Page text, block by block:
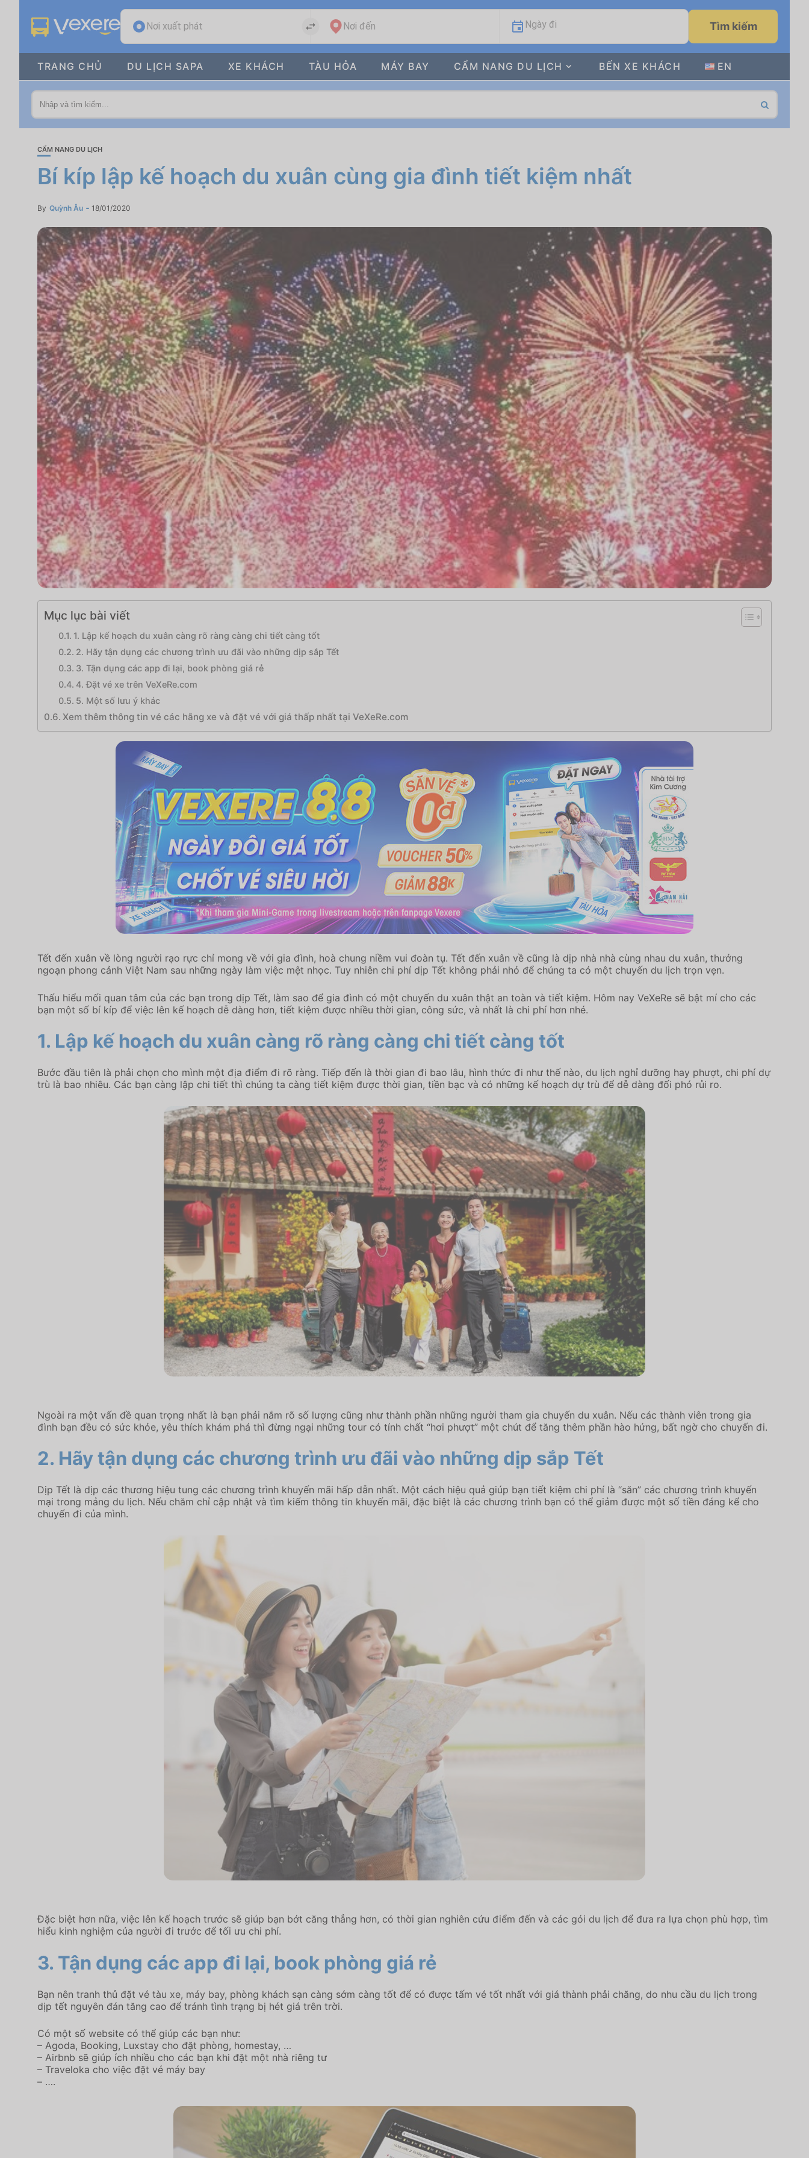
Nơi xuất phát Nơi đến Ngày đi Tìm kiếm
TRANG CHỦ DU LỊCH SAPA XE KHÁCH TÀU HỎA MÁY BAY CẨM NANG DU LỊCH BẾN XE KHÁCH EN
CẨM NANG DU LỊCH
Bí kíp lập kế hoạch du xuân cùng gia đình tiết kiệm nhất
By Quỳnh Âu 18/01/2020
Mục lục bài viết
1. Lập kế hoạch du xuân càng rõ ràng càng chi tiết càng tốt
2. Hãy tận dụng các chương trình ưu đãi vào những dịp sắp Tết
3. Tận dụng các app đi lại, book phòng giá rẻ
4. Đặt vé xe trên VeXeRe.com
5. Một số lưu ý khác
Xem thêm thông tin vé các hãng xe và đặt vé với giá thấp nhất tại VeXeRe.com
Tết đến xuân về lòng người rạo rực chỉ mong về với gia đình, hoà chung niềm vui đoàn tụ. Tết đến xuân về cũng là dịp nhà nhà cùng nhau du xuân, thưởng
ngoạn phong cảnh Việt Nam sau những ngày làm việc mệt nhọc. Tuy nhiên chi phí dịp Tết không phải nhỏ để chúng ta có một chuyến du lịch trọn vẹn.
Thấu hiểu mối quan tâm của các bạn trong dịp Tết, làm sao để gia đình có một chuyến du xuân thật an toàn và tiết kiệm. Hôm nay VeXeRe sẽ bật mí cho các
bạn một số bí kíp để việc lên kế hoạch dễ dàng hơn, tiết kiệm được nhiều thời gian, công sức, và nhất là chi phí hơn nhé.
1. Lập kế hoạch du xuân càng rõ ràng càng chi tiết càng tốt
Bước đầu tiên là phải chọn cho mình một địa điểm đi rõ ràng. Tiếp đến là thời gian đi bao lâu, hình thức đi như thế nào, du lịch nghỉ dưỡng hay phượt, chi phí dự
trù là bao nhiêu. Các bạn càng lập chi tiết thì chúng ta càng tiết kiệm được thời gian, tiền bạc và có những kế hoạch dự trù để dễ dàng đối phó rủi ro.
Ngoài ra một vấn đề quan trọng nhất là bạn phải nắm rõ số lượng cũng như thành phần những người tham gia chuyến du xuân. Nếu các thành viên trong gia
đình bạn đều có sức khỏe, yêu thích khám phá thì đừng ngại những tour có tính chất “hơi phượt” một chút để tăng thêm phần hào hứng, bất ngờ cho chuyến đi.
2. Hãy tận dụng các chương trình ưu đãi vào những dịp sắp Tết
Dịp Tết là dịp các thương hiệu tung các chương trình khuyến mãi hấp dẫn nhất. Một cách hiệu quả giúp bạn tiết kiệm chi phí là “săn” các chương trình khuyến
mại trong mảng du lịch. Nếu chăm chỉ cập nhật và tìm kiếm thông tin khuyến mãi, đặc biệt là các chương trình bạn có thể giảm được một số tiền đáng kể cho
chuyến đi của mình.
Đặc biệt hơn nữa, việc lên kế hoạch trước sẽ giúp bạn bớt căng thẳng hơn, có thời gian nghiên cứu điểm đến và các gói du lịch để đưa ra lựa chọn phù hợp, tìm
hiểu kinh nghiệm của người đi trước để tối ưu chi phí.
3. Tận dụng các app đi lại, book phòng giá rẻ
Bạn nên tranh thủ đặt vé tàu xe, máy bay, phòng khách sạn càng sớm càng tốt để có được tấm vé tốt nhất với giá thành phải chăng, do nhu cầu du lịch trong
dịp tết nguyên đán tăng cao để tránh tình trạng bị hét giá trên trời.
Có một số website có thể giúp các bạn như:
– Agoda, Booking, Luxstay cho đặt phòng, homestay, …
– Airbnb sẽ giúp ích nhiều cho các bạn khi đặt một nhà riêng tư
– Traveloka cho việc đặt vé máy bay
– ….